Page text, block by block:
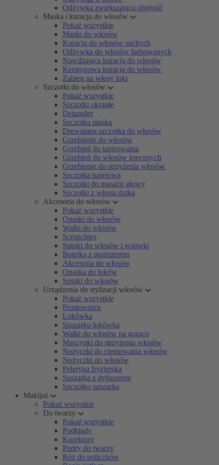
Odżywka zwiększająca objętość
Maska i kuracja do włosów
Pokaż wszystkie
Masło do włosów
Kuracja do włosów suchych
Odżywka do włosów farbowanych
Nawilżająca kuracja do włosów
Keratynowa kuracja do włosów
Zabieg na włosy loki
Szczotki do włosów
Pokaż wszystkie
Szczotki okrągłe
Detangler
Szczotka płaska
Drewniana szczotka do włosów
Grzebienie do włosów
Grzebień do tapirowania
Grzebień do włosów kręconych
Grzebienie do strzyżenia włosów
Szczotka tunelowa
Szczotki do masażu głowy
Szczotki z włosia dzika
Akcesoria do włosów
Pokaż wszystkie
Opaski do włosów
Wałki do włosów
Scrunchies
Spinki do włosów i wsuwki
Butelka z atomizerem
Akcesoria do włosów
Opaska do loków
Spinki do włosów
Urządzenia do stylizacji włosów
Pokaż wszystkie
Prostownica
Lokówka
Suszarko lokówka
Wałki do włosów na gorąco
Maszynki do strzyżenia włosów
Nożyczki do cieniowania włosów
Nożyczki do włosów
Peleryna fryzjerska
Suszarka z dyfuzorem
Szczotko suszarka
Makijaż
Pokaż wszystkie
Do twarzy
Pokaż wszystkie
Podkłady
Korektory
Pudry do twarzy
Róż do policzków